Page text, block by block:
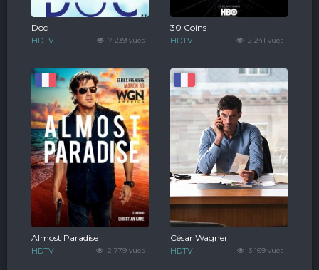
7 239 vues
Doc
HDTV 2 241 vues
30 Coins
HDTV
2 779 vues
Almost Paradise
HDTV 3 169 vues
César Wagner
HDTV